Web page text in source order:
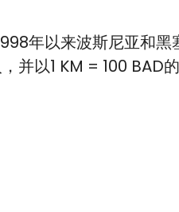
年以来波斯尼亚和
并以1 KM = 100